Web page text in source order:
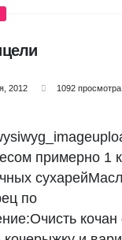
2012 1092 просмотра
примерно 1
по
кочан